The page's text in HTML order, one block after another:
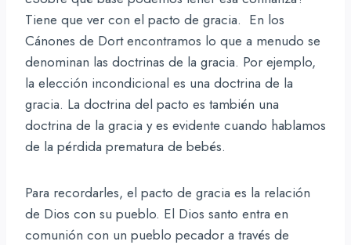
Tiene que ver con el pacto de gracia. En los
Cánones de Dort encontramos lo que a menudo se
denominan las doctrinas de la gracia. Por ejemplo,
la elección incondicional es una doctrina de la
gracia. La doctrina del pacto es también una
doctrina de la gracia y es evidente cuando hablamos
de la pérdida prematura de bebés.
Para recordarles, el pacto de gracia es la relación
de Dios con su pueblo. El Dios santo entra en
comunión con un pueblo pecador a través de